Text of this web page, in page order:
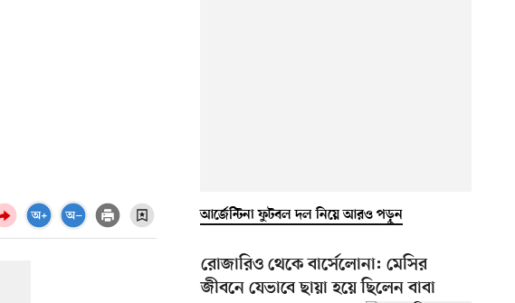
আর্জেন্টিনা ফুটবল দল নিয়ে আরও পড়ুন
রোজারিও থেকে বার্সেলোনা: মেসির
জীবনে যেভাবে ছায়া হয়ে ছিলেন বাবা